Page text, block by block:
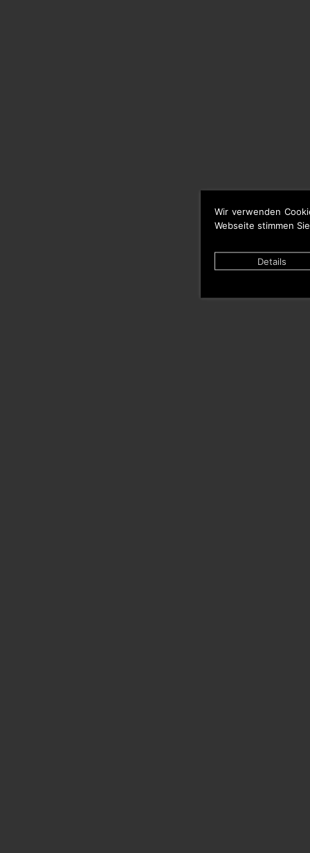
Wir verwenden
Webseite stimmen
Details